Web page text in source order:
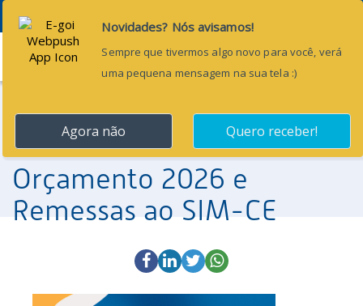
Menu
6 de janeiro de 2026
[COMUNICADO]
Conferência do
Orçamento 2026 e
Remessas ao SIM-CE